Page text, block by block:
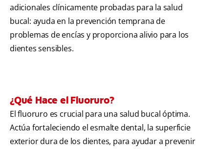
adicionales clínicamente probadas para la salud
bucal: ayuda en la prevención temprana de
problemas de encías y proporciona alivio para los
dientes sensibles.
¿Qué Hace el Fluoruro?
El fluoruro es crucial para una salud bucal óptima.
Actúa fortaleciendo el esmalte dental, la superficie
exterior dura de los dientes, para ayudar a prevenir